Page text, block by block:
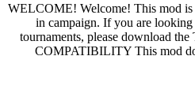
WELCOME! Welcome! This mod is
in campaign. If you are
tournaments, please download
COMPATIBILITY This mod